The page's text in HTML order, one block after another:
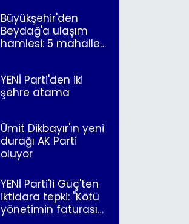
Büyükşehir'den
Beydağ'a ulaşım
hamlesi: 5 mahalle
YENİ Parti'den iki
şehre atama
Ümit Dikbayır'ın yeni
durağı AK Parti
oluyor
YENİ Parti'li Güç'ten
iktidara tepki: "Kötü
yönetimin faturasını